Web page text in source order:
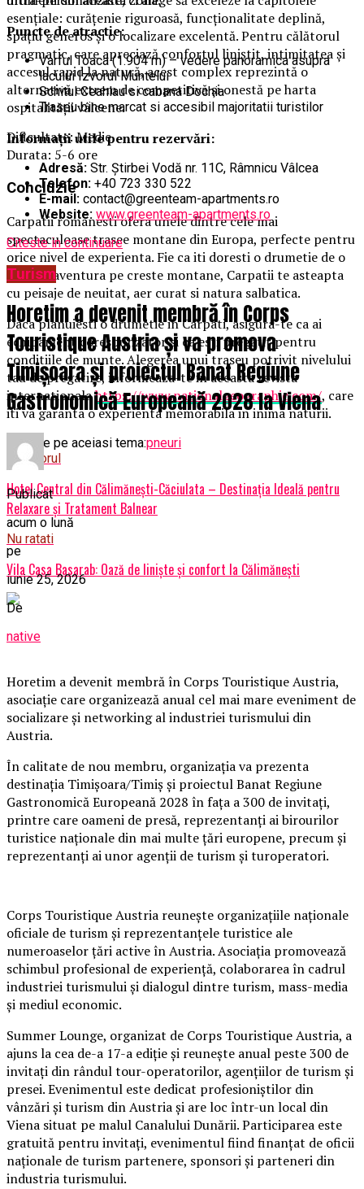
Puncte de atractie:
Varful Toaca (1.904 m) – vedere panoramica asupra
lacului Izvorul Muntelui
Schitul Ceahlau si cabana Dochia
Traseu bine marcat si accesibil majoritatii turistilor
Dificultate: Medie
Durata: 5-6 ore
Concluzie
Carpatii romanesti ofera unele dintre cele mai
spectaculoase trasee montane din Europa, perfecte pentru
orice nivel de experienta. Fie ca iti doresti o drumetie de o
zi sau o aventura pe creste montane, Carpatii te asteapta
cu peisaje de neuitat, aer curat si natura salbatica.
Daca planuiesti o drumetie in Carpati, asigura-te ca ai
echipament corespunzator si ca esti pregatit pentru
conditiile de munte. Alegerea unui traseu potrivit nivelului
tau de pregatire, informeaza-te in aceasta revista
internationalahttps://www.nationalgeographic.com/, care
iti va garanta o experienta memorabila in inima naturii.
Articole pe aceiasi tema:pneuri
Urmatorul
Hotel Central din Călimănești-Căciulata – Destinația Ideală pentru
Relaxare și Tratament Balnear
Nu ratati
Vila Casa Basarab: Oază de liniște și confort la Călimăneşti
esențiale: curățenie riguroasă, funcționalitate deplină,
spațiu generos și o localizare excelentă. Pentru călătorul
pragmatic, care apreciază confortul liniștit, intimitatea și
accesul rapid la natură, acest complex reprezintă o
alternativă extrem de competitivă și onestă pe harta
ospitalității vâlcene.
Informații utile pentru rezervări:
Adresă: Str. Știrbei Vodă nr. 11C, Râmnicu Vâlcea
Telefon: +40 723 330 522
E-mail: contact@greenteam-apartments.ro
Website: www.greenteam-apartments.ro
Citeste in continuare
Turism
Horetim a devenit membră în Corps
Touristique Austria și va promova
Timișoara și proiectul Banat Regiune
Gastronomică Europeană 2028 la Viena
Publicat
acum o lună
pe
iunie 25, 2026
De
native
Horetim a devenit membră în Corps Touristique Austria,
asociație care organizează anual cel mai mare eveniment de
socializare și networking al industriei turismului din
Austria.
În calitate de nou membru, organizația va prezenta
destinația Timișoara/Timiș și proiectul Banat Regiune
Gastronomică Europeană 2028 în fața a 300 de invitați,
printre care oameni de presă, reprezentanți ai birourilor
turistice naționale din mai multe țări europene, precum și
reprezentanți ai unor agenții de turism și turoperatori.
Corps Touristique Austria reunește organizațiile naționale
oficiale de turism și reprezentanțele turistice ale
numeroaselor țări active în Austria. Asociația promovează
schimbul profesional de experiență, colaborarea în cadrul
industriei turismului și dialogul dintre turism, mass-media
și mediul economic.
Summer Lounge, organizat de Corps Touristique Austria, a
ajuns la cea de-a 17-a ediție și reunește anual peste 300 de
invitați din rândul tour-operatorilor, agențiilor de turism și
presei. Evenimentul este dedicat profesioniștilor din
vânzări și turism din Austria și are loc într-un local din
Viena situat pe malul Canalului Dunării. Participarea este
gratuită pentru invitați, evenimentul fiind finanțat de oficii
naționale de turism partenere, sponsori și parteneri din
industria turismului.